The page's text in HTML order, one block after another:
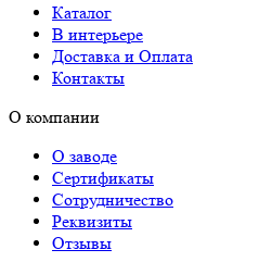
Каталог
В интерьере
Доставка и Оплата
Контакты
О компании
О заводе
Сертификаты
Сотрудничество
Реквизиты
Отзывы